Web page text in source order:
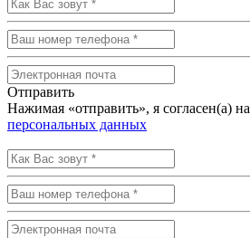
Отправить
Нажимая «отправить», я согласен(а) на
персональных данных